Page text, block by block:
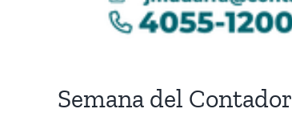
Semana del